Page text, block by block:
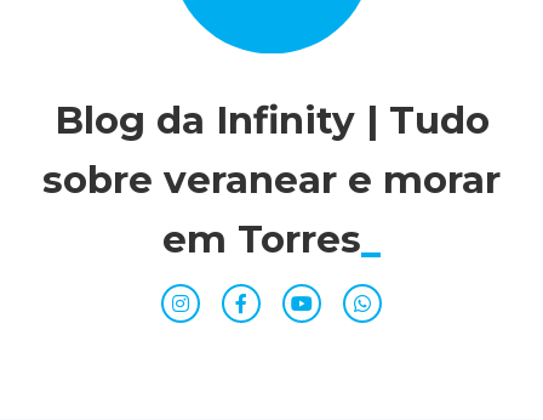
Blog da Infinity | Tudo
sobre veranear e morar
em Torres